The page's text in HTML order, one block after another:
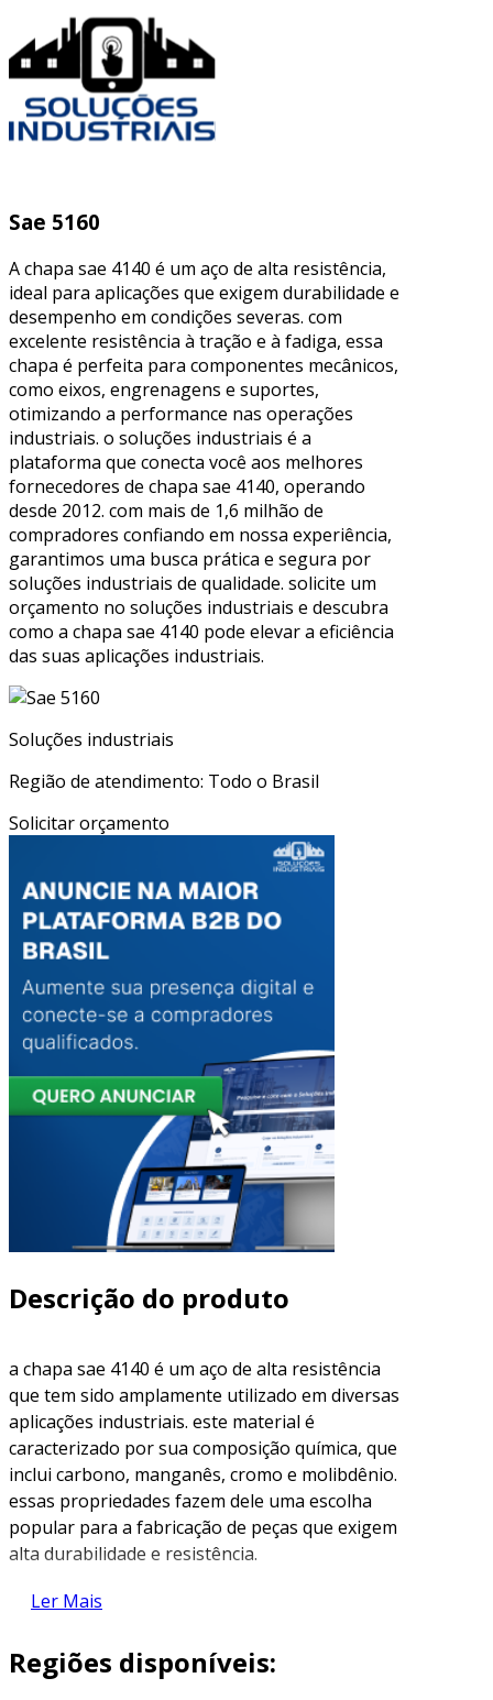
Sae 5160
A chapa sae 4140 é um aço de alta resistência,
ideal para aplicações que exigem durabilidade e
desempenho em condições severas. com
excelente resistência à tração e à fadiga, essa
chapa é perfeita para componentes mecânicos,
como eixos, engrenagens e suportes,
otimizando a performance nas operações
industriais. o soluções industriais é a
plataforma que conecta você aos melhores
fornecedores de chapa sae 4140, operando
desde 2012. com mais de 1,6 milhão de
compradores confiando em nossa experiência,
garantimos uma busca prática e segura por
soluções industriais de qualidade. solicite um
orçamento no soluções industriais e descubra
como a chapa sae 4140 pode elevar a eficiência
das suas aplicações industriais.
Soluções industriais
Região de atendimento: Todo o Brasil
Solicitar orçamento
Descrição do produto
a chapa sae 4140 é um aço de alta resistência
que tem sido amplamente utilizado em diversas
aplicações industriais. este material é
caracterizado por sua composição química, que
inclui carbono, manganês, cromo e molibdênio.
essas propriedades fazem dele uma escolha
popular para a fabricação de peças que exigem
alta durabilidade e resistência.
propriedades do aço sae 4140
fundamentais para suas aplicações. algumas
Ler Mais
Regiões disponíveis: